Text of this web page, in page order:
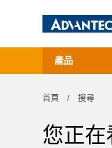
產品
電腦平台
周邊應用組件
授權軟體與研
首頁 搜尋
您正在